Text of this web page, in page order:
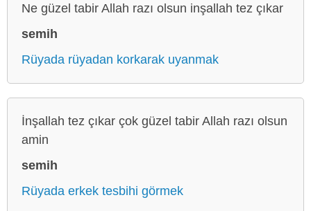
Ne güzel tabir Allah razı olsun inşallah tez çıkar
semih
Rüyada rüyadan korkarak uyanmak
İnşallah tez çıkar çok güzel tabir Allah razı olsun
amin
semih
Rüyada erkek tesbihi görmek